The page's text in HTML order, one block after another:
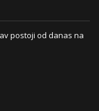
postoji od danas na